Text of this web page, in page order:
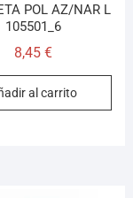
POL AZ/NAR L
105501_6
8,45€
al carrito